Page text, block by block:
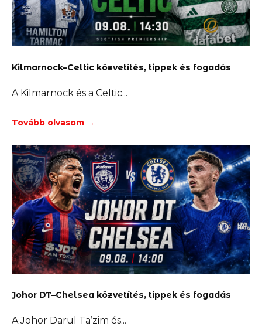
Kilmarnock–Celtic közvetítés, tippek és fogadás
A Kilmarnock és a Celtic
Tovább olvasom →
Johor DT–Chelsea közvetítés, tippek és fogadás
A Johor Darul Ta’zim és